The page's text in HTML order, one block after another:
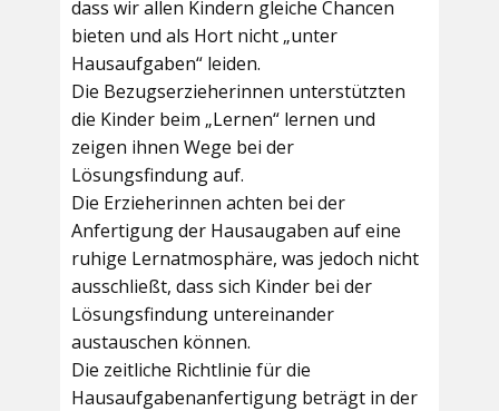
dass wir allen Kindern gleiche Chancen
bieten und als Hort nicht „unter
Hausaufgaben“ leiden.
Die Bezugserzieherinnen unterstützten
die Kinder beim „Lernen“ lernen und
zeigen ihnen Wege bei der
Lösungsfindung auf.
Die Erzieherinnen achten bei der
Anfertigung der Hausaugaben auf eine
ruhige Lernatmosphäre, was jedoch nicht
ausschließt, dass sich Kinder bei der
Lösungsfindung untereinander
austauschen können.
Die zeitliche Richtlinie für die
Hausaufgabenanfertigung beträgt in der